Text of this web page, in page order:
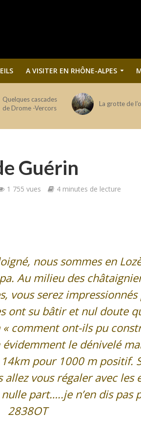
A VISITER EN RHÔNE-ALPES
Quelques cascades
de Drome -Vercors
La grotte de
Guérin
1 755 vues 4 minutes de lecture
nous sommes en
Au milieu des
vous serez impressionnés
ont su bâtir et nul doute
« comment ont-ils pu
le dénivelé
pour 1000 m positif.
allez vous régaler avec les
part…..je n’en dis pas
2838OT